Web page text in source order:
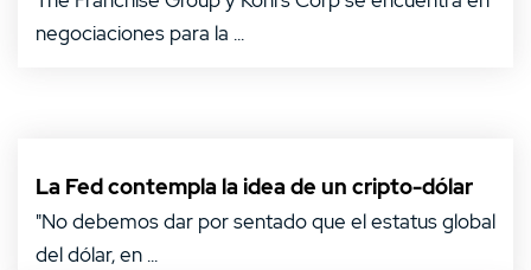
negociaciones para la ...
La Fed contempla la idea de un cripto-dólar
"No debemos dar por sentado que el estatus global
del dólar, en ...